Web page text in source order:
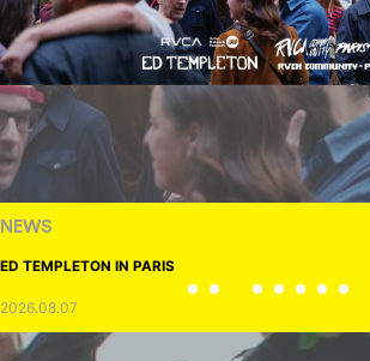
NEWS
ED TEMPLETON IN PARIS
2026.08.07